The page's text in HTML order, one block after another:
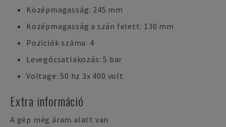
Középmagasság: 245 mm
Középmagasság a szán felett: 130 mm
Pozíciók száma: 4
Levegőcsatlakozás: 5 bar
Voltage: 50 hz 3x 400 volt
Extra információ
A gép még áram alatt van